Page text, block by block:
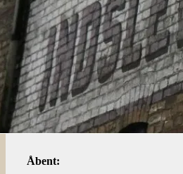
Åbent: